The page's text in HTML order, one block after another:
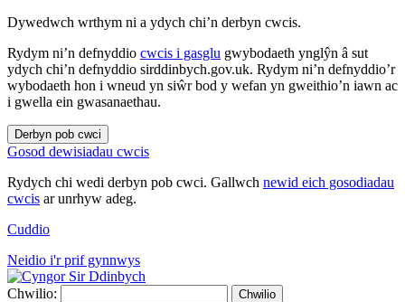
Dywedwch wrthym ni a ydych chi’n derbyn cwcis.
Rydym ni’n defnyddio cwcis i gasglu gwybodaeth ynglŷn â sut
ydych chi’n defnyddio sirddinbych.gov.uk. Rydym ni’n defnyddio’r
wybodaeth hon i wneud yn siŵr bod y wefan yn gweithio’n iawn ac
i gwella ein gwasanaethau.
Derbyn pob cwci
Gosod dewisiadau cwcis
Rydych chi wedi derbyn pob cwci. Gallwch newid eich gosodiadau
cwcis ar unrhyw adeg.
Cuddio
Neidio i'r prif gynnwys
Chwilio: Chwilio